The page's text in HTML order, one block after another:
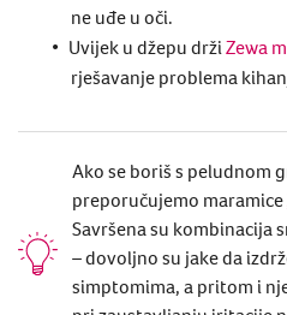
ne uđe u oči.
Uvijek u džepu drži Zewa
rješavanje problema
Ako se boriš s peludnom
preporučujemo maramice
Savršena su kombinacija
– dovoljno su jake da
simptomima, a pritom i